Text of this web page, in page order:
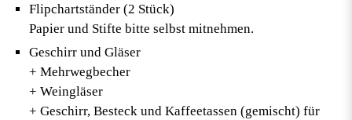
Flipchartständer (2 Stück)
Papier und Stifte bitte selbst mitnehmen.
Geschirr und Gläser
+ Mehrwegbecher
+ Weingläser
+ Geschirr, Besteck und Kaffeetassen (gemischt) für